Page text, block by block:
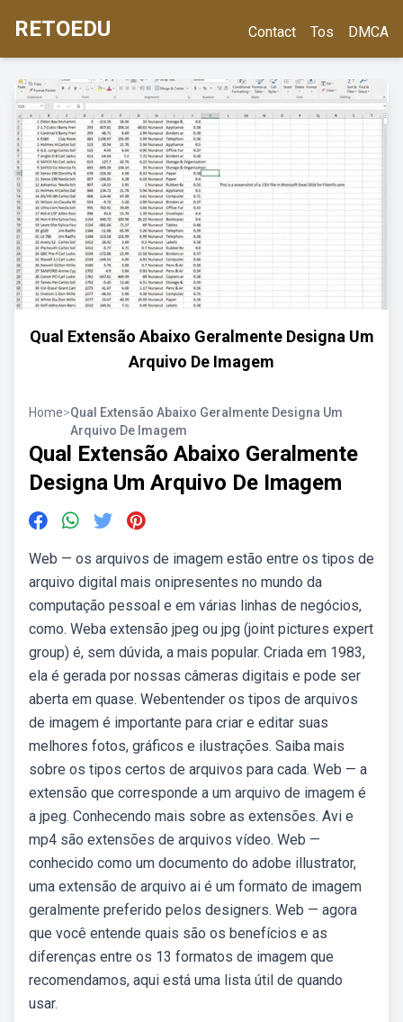
RETOEDU Contact Tos DMCA
Qual Extensão Abaixo Geralmente Designa Um
Arquivo De Imagem
Home>Qual Extensão Abaixo Geralmente Designa Um
Arquivo De Imagem
Qual Extensão Abaixo Geralmente
Designa Um Arquivo De Imagem
Web — os arquivos de imagem estão entre os tipos de
arquivo digital mais onipresentes no mundo da
computação pessoal e em várias linhas de negócios,
como. Weba extensão jpeg ou jpg (joint pictures expert
group) é, sem dúvida, a mais popular. Criada em 1983,
ela é gerada por nossas câmeras digitais e pode ser
aberta em quase. Webentender os tipos de arquivos
de imagem é importante para criar e editar suas
melhores fotos, gráficos e ilustrações. Saiba mais
sobre os tipos certos de arquivos para cada. Web — a
extensão que corresponde a um arquivo de imagem é
a jpeg. Conhecendo mais sobre as extensões. Avi e
mp4 são extensões de arquivos vídeo. Web —
conhecido como um documento do adobe illustrator,
uma extensão de arquivo ai é um formato de imagem
geralmente preferido pelos designers. Web — agora
que você entende quais são os benefícios e as
diferenças entre os 13 formatos de imagem que
recomendamos, aqui está uma lista útil de quando
usar.